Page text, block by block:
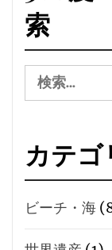
索
検
索:
カテゴ
ビーチ・海